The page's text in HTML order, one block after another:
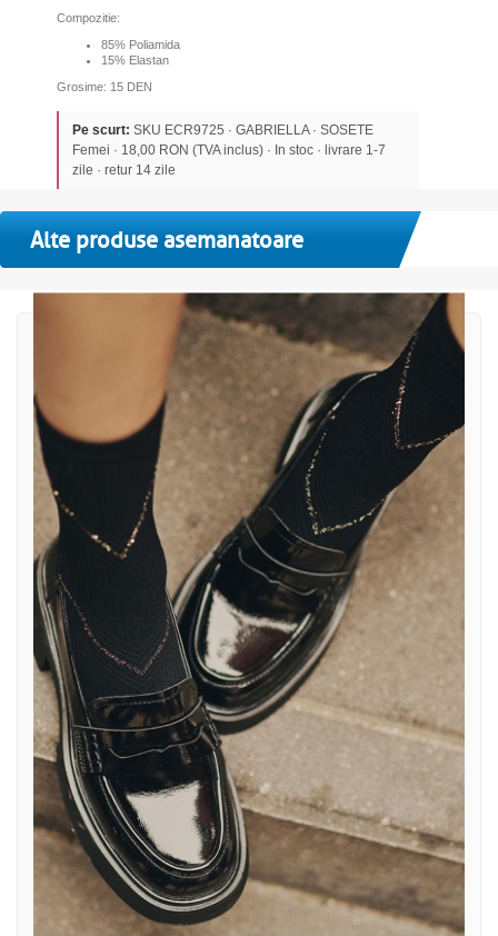
Compozitie:
85% Poliamida
15% Elastan
Grosime: 15 DEN
Pe scurt: SKU ECR9725 · GABRIELLA · SOSETE
Femei · 18,00 RON (TVA inclus) · In stoc · livrare 1-7
zile · retur 14 zile
Alte produse asemanatoare